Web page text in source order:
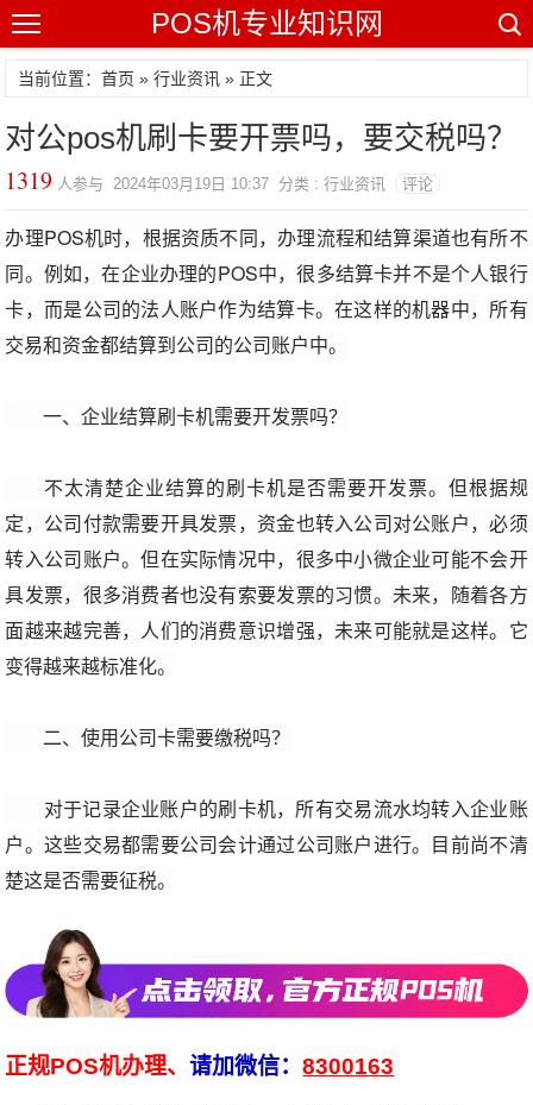
POS机专业知识网
当前位置：首页 »行业资讯 » 正文
对公pos机刷卡要开票吗，要交税吗？
1319 人参与 2024年03月19日 10:37 分类 : 行业资讯 评论
办理POS机时，根据资质不同，办理流程和结算渠道也有所不
同。例如，在企业办理的POS中，很多结算卡并不是个人银行
卡，而是公司的法人账户作为结算卡。在这样的机器中，所有
交易和资金都结算到公司的公司账户中。
一、企业结算刷卡机需要开发票吗？
不太清楚企业结算的刷卡机是否需要开发票。但根据规
定，公司付款需要开具发票，资金也转入公司对公账户，必须
转入公司账户。但在实际情况中，很多中小微企业可能不会开
具发票，很多消费者也没有索要发票的习惯。未来，随着各方
面越来越完善，人们的消费意识增强，未来可能就是这样。它
变得越来越标准化。
二、使用公司卡需要缴税吗？
对于记录企业账户的刷卡机，所有交易流水均转入企业账
户。这些交易都需要公司会计通过公司账户进行。目前尚不清
楚这是否需要征税。
正规POS机办理、请加微信：8300163